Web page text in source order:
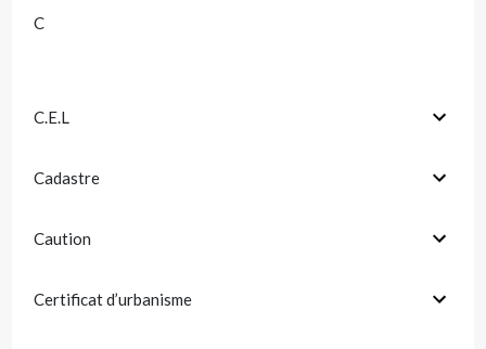
C
C.E.L
Cadastre
Caution
Certificat d’urbanisme